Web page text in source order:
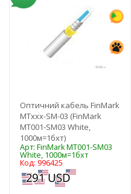
Оптичний кабель FinMark
MTxxx-SM-03 (FinMark
MT001-SM03 White,
1000м=1бхт)
Арт: FinMark MT001-SM03
White, 1000м=1бхт
Код: 996425